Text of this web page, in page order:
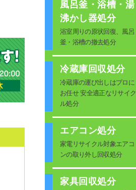
風呂釜・浴槽・湯
沸かし器処分
浴室周りの原状回復、風呂
釜・浴槽の撤去処分
冷蔵庫回収処分
冷蔵庫の運び出しはプロに
お任せ 安全適正なリサイク
ル処分
エアコン処分
家電リサイクル対象エアコ
ンの取り外し回収処分
家具回収処分